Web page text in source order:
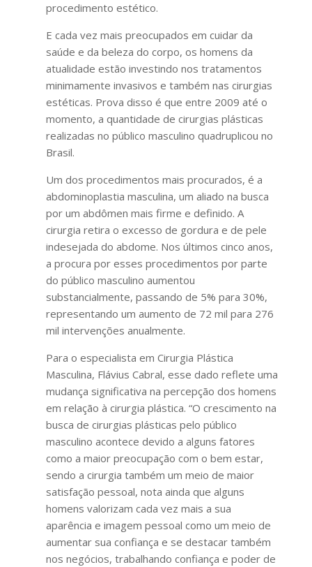
procedimento estético.
E cada vez mais preocupados em cuidar da
saúde e da beleza do corpo, os homens da
atualidade estão investindo nos tratamentos
minimamente invasivos e também nas cirurgias
estéticas. Prova disso é que entre 2009 até o
momento, a quantidade de cirurgias plásticas
realizadas no público masculino quadruplicou no
Brasil.
Um dos procedimentos mais procurados, é a
abdominoplastia masculina, um aliado na busca
por um abdômen mais firme e definido. A
cirurgia retira o excesso de gordura e de pele
indesejada do abdome. Nos últimos cinco anos,
a procura por esses procedimentos por parte
do público masculino aumentou
substancialmente, passando de 5% para 30%,
representando um aumento de 72 mil para 276
mil intervenções anualmente.
Para o especialista em Cirurgia Plástica
Masculina, Flávius Cabral, esse dado reflete uma
mudança significativa na percepção dos homens
em relação à cirurgia plástica. “O crescimento na
busca de cirurgias plásticas pelo público
masculino acontece devido a alguns fatores
como a maior preocupação com o bem estar,
sendo a cirurgia também um meio de maior
satisfação pessoal, nota ainda que alguns
homens valorizam cada vez mais a sua
aparência e imagem pessoal como um meio de
aumentar sua confiança e se destacar também
nos negócios, trabalhando confiança e poder de